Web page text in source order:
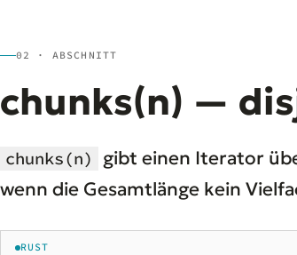
02 · ABSCHNITT
chunks(n) —
chunks(n) gibt einen Iterator
wenn die Gesamtlänge kein
RUST